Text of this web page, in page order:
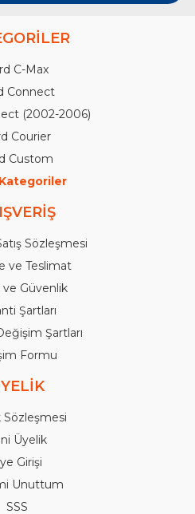
C-Max
Connect
(2002-2006)
Courier
Custom
Sözleşmesi
ve Teslimat
ve Güvenlik
Şartları
Şartları
Formu
Sözleşmesi
Üyelik
Girişi
Unuttum
SSS